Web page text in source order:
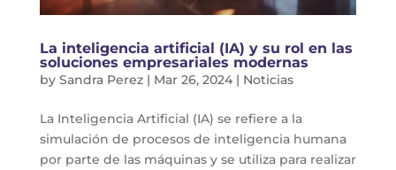
La inteligencia artificial (IA) y su rol en las
soluciones empresariales modernas
by Sandra Perez| Mar 26, 2024| Noticias
La Inteligencia Artificial (IA) se refiere a la
simulación de procesos de inteligencia humana
por parte de las máquinas y se utiliza para realizar